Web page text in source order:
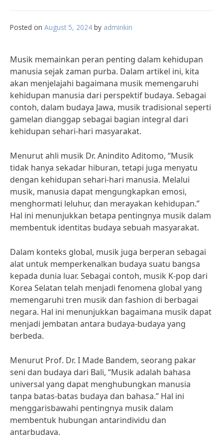
Posted on August 5, 2024 by adminkin
Musik memainkan peran penting dalam kehidupan
manusia sejak zaman purba. Dalam artikel ini, kita
akan menjelajahi bagaimana musik memengaruhi
kehidupan manusia dari perspektif budaya. Sebagai
contoh, dalam budaya Jawa, musik tradisional seperti
gamelan dianggap sebagai bagian integral dari
kehidupan sehari-hari masyarakat.
Menurut ahli musik Dr. Anindito Aditomo, “Musik
tidak hanya sekadar hiburan, tetapi juga menyatu
dengan kehidupan sehari-hari manusia. Melalui
musik, manusia dapat mengungkapkan emosi,
menghormati leluhur, dan merayakan kehidupan.”
Hal ini menunjukkan betapa pentingnya musik dalam
membentuk identitas budaya sebuah masyarakat.
Dalam konteks global, musik juga berperan sebagai
alat untuk memperkenalkan budaya suatu bangsa
kepada dunia luar. Sebagai contoh, musik K-pop dari
Korea Selatan telah menjadi fenomena global yang
memengaruhi tren musik dan fashion di berbagai
negara. Hal ini menunjukkan bagaimana musik dapat
menjadi jembatan antara budaya-budaya yang
berbeda.
Menurut Prof. Dr. I Made Bandem, seorang pakar
seni dan budaya dari Bali, “Musik adalah bahasa
universal yang dapat menghubungkan manusia
tanpa batas-batas budaya dan bahasa.” Hal ini
menggarisbawahi pentingnya musik dalam
membentuk hubungan antarindividu dan
antarbudaya.